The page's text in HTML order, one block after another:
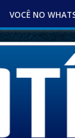
VOCÊ NO